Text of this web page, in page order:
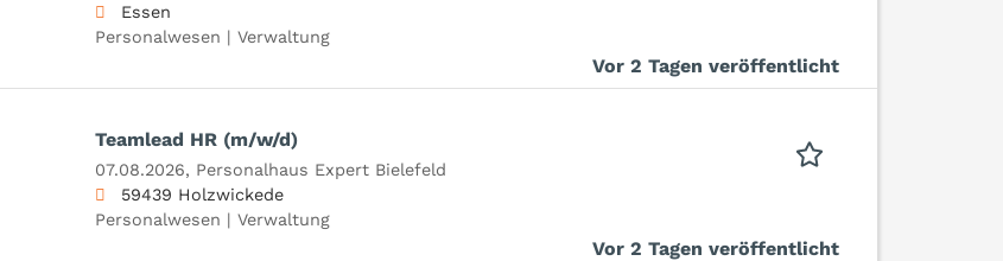
Essen
Personalwesen | Verwaltung
Vor 2 Tagen veröffentlicht
Teamlead HR (m/w/d)
07.08.2026, Personalhaus Expert Bielefeld
59439 Holzwickede
Personalwesen | Verwaltung
Vor 2 Tagen veröffentlicht